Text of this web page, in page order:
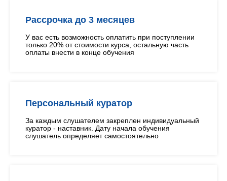
Рассрочка до 3 месяцев
У вас есть возможность оплатить при поступлении
только 20% от стоимости курса, остальную часть
оплаты внести в конце обучения
Персональный куратор
За каждым слушателем закреплен индивидуальный
куратор - наставник. Дату начала обучения
слушатель определяет самостоятельно